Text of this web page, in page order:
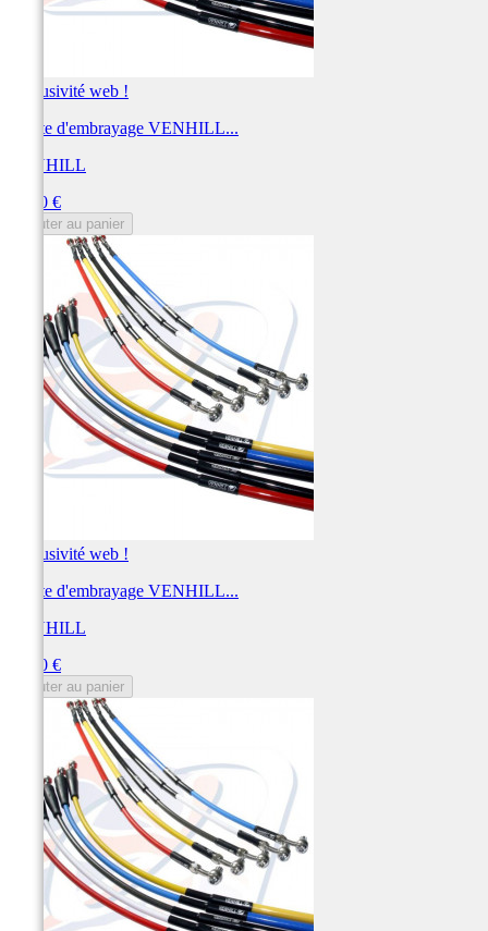
Exclusivité web !
Durite d'embrayage VENHILL...
VENHILL
57,60 €
Ajouter au panier
Exclusivité web !
Durite d'embrayage VENHILL...
VENHILL
57,60 €
Ajouter au panier